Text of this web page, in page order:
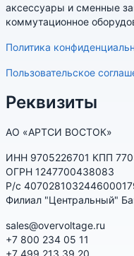
аксессуары и сменные
коммутационное
Политика
Пользовательское
Реквизиты
АО «АРТСИ ВОСТОК»
ИНН 9705226701 КПП
ОГРН 1247700438083
Р/с
Филиал "Центральный"
sales@overvoltage.ru
+7 800 234 05 11
+7 499 213 39 20